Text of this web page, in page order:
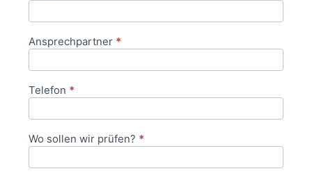
Ansprechpartner *
Telefon *
Wo sollen wir prüfen? *